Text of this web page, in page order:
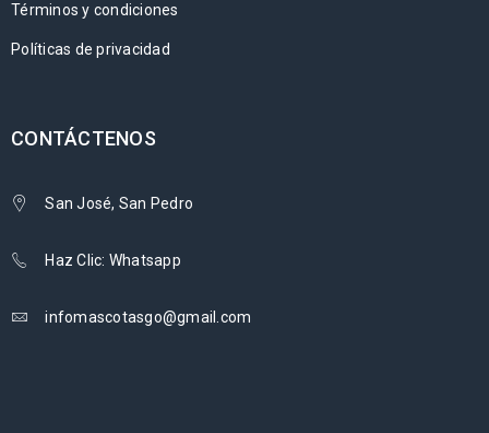
Términos y condiciones
Políticas de privacidad
CONTÁCTENOS
San José, San Pedro
Haz Clic: Whatsapp
infomascotasgo@gmail.com